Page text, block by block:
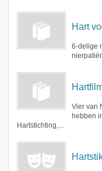
Hart
6-delige
Vier van
hebben
Hartstichting,...